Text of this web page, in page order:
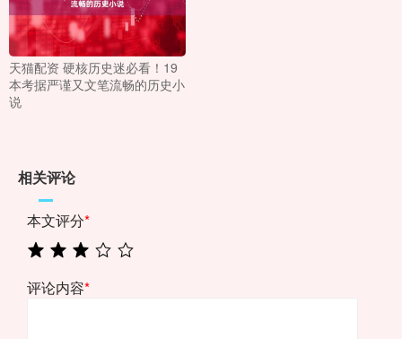
天猫配资 硬核历史迷必看！19
本考据严谨又文笔流畅的历史小
说
相关评论
本文评分*
评论内容*